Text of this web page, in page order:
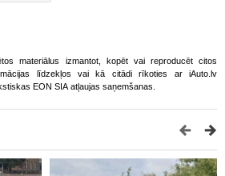
materiālus izmantot, kopēt vai reproducēt citos
līdzekļos vai kā citādi rīkoties ar iAuto.lv
EON SIA atļaujas saņemšanas.